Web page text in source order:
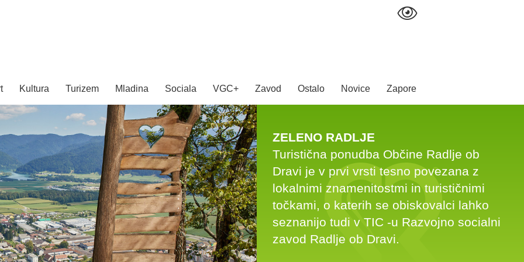
Kultura Turizem Mladina Sociala VGC+ Zavod Ostalo Novice Zapore
ZELENO RADLJE
Turistična ponudba Občine Radlje ob
Dravi je v prvi vrsti tesno povezana z
lokalnimi znamenitostmi in turističnimi
točkami, o katerih se obiskovalci lahko
seznanijo tudi v TIC -u Razvojno socialni
zavod Radlje ob Dravi.